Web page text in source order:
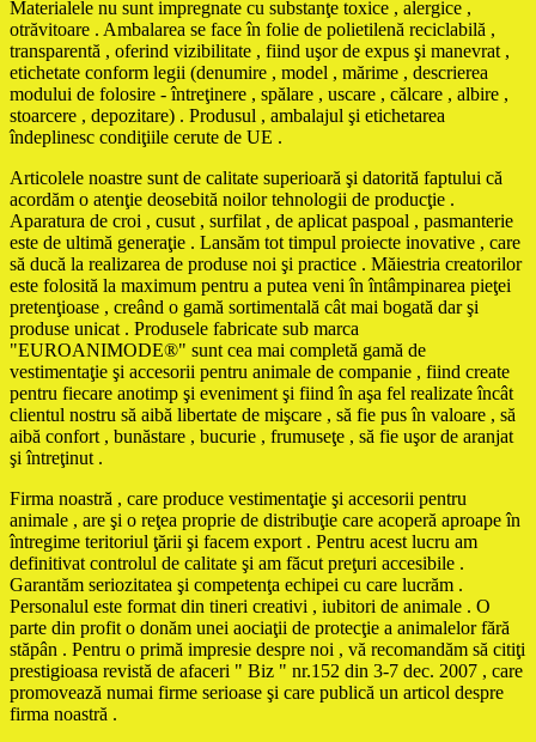
Materialele nu sunt impregnate cu substanţe toxice , alergice ,
otrăvitoare . Ambalarea se face în folie de polietilenă reciclabilă ,
transparentă , oferind vizibilitate , fiind uşor de expus şi manevrat ,
etichetate conform legii (denumire , model , mărime , descrierea
modului de folosire - întreţinere , spălare , uscare , călcare , albire ,
stoarcere , depozitare) . Produsul , ambalajul şi etichetarea
îndeplinesc condiţiile cerute de UE .
Articolele noastre sunt de calitate superioară şi datorită faptului că
acordăm o atenţie deosebită noilor tehnologii de producţie .
Aparatura de croi , cusut , surfilat , de aplicat paspoal , pasmanterie
este de ultimă generaţie . Lansăm tot timpul proiecte inovative , care
să ducă la realizarea de produse noi şi practice . Măiestria creatorilor
este folosită la maximum pentru a putea veni în întâmpinarea pieţei
pretenţioase , creând o gamă sortimentală cât mai bogată dar şi
produse unicat . Produsele fabricate sub marca
"EUROANIMODE®" sunt cea mai completă gamă de
vestimentaţie şi accesorii pentru animale de companie , fiind create
pentru fiecare anotimp şi eveniment şi fiind în aşa fel realizate încât
clientul nostru să aibă libertate de mişcare , să fie pus în valoare , să
aibă confort , bunăstare , bucurie , frumuseţe , să fie uşor de aranjat
şi întreţinut .
Firma noastră , care produce vestimentaţie şi accesorii pentru
animale , are şi o reţea proprie de distribuţie care acoperă aproape în
întregime teritoriul ţării şi facem export . Pentru acest lucru am
definitivat controlul de calitate şi am făcut preţuri accesibile .
Garantăm seriozitatea şi competenţa echipei cu care lucrăm .
Personalul este format din tineri creativi , iubitori de animale . O
parte din profit o donăm unei aociaţii de protecţie a animalelor fără
stăpân . Pentru o primă impresie despre noi , vă recomandăm să citiţi
prestigioasa revistă de afaceri " Biz " nr.152 din 3-7 dec. 2007 , care
promovează numai firme serioase şi care publică un articol despre
firma noastră .